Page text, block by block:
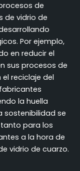
de
de vidrio de
Por ejemplo,
en reducir el
sus procesos de
reciclaje del
la huella
sostenibilidad se
para los
a la hora de
vidrio de cuarzo.